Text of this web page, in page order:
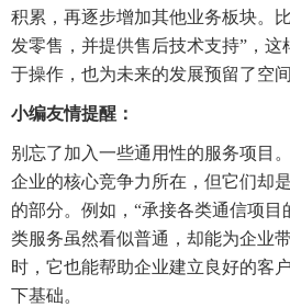
积累，再逐步增加其他业务板块。
发零售，并提供售后技术支持”，
于操作，也为未来的发展预留了空间
小编友情提醒：
别忘了加入一些通用性的服务项目
企业的核心竞争力所在，但它们却
的部分。例如，“承接各类通信项目
类服务虽然看似普通，却能为企业
时，它也能帮助企业建立良好的客
下基础。